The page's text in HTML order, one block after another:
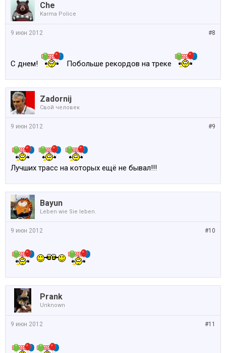
Che
Karma Police
#8
9 июн 2012
С днем! Побольше рекордов на треке
Zadornij
Свой человек
#9
9 июн 2012
Лучших трасс на которых ещё не бывал!!!
Bayun
Leben wie Sie leben.
#10
9 июн 2012
Prank
Unknown
#11
9 июн 2012